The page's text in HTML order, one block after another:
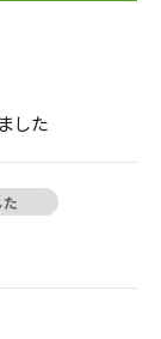
した